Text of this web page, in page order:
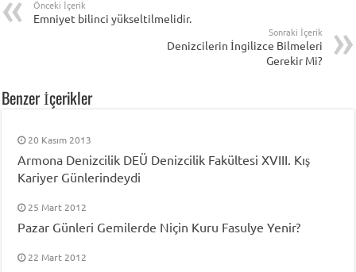
Önceki İçerik
Emniyet bilinci yükseltilmelidir.
Sonraki İçerik
Denizcilerin İngilizce Bilmeleri
Gerekir Mi?
Benzer İçerikler
20 Kasım 2013
Armona Denizcilik DEÜ Denizcilik Fakültesi XVIII. Kış
Kariyer Günlerindeydi
25 Mart 2012
Pazar Günleri Gemilerde Niçin Kuru Fasulye Yenir?
22 Mart 2012